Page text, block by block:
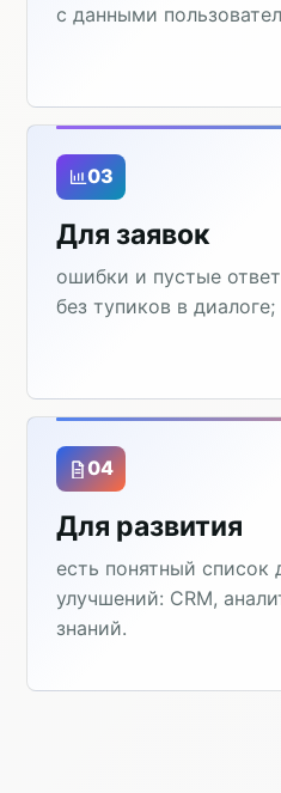
с данными
03
Для заявок
ошибки и пустые
без тупиков в диалоге;
04
Для развития
есть понятный список
улучшений: CRM,
знаний.